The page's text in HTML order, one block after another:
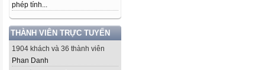
phép tính...
THÀNH VIÊN TRỰC TUYẾN
1904 khách và 36 thành viên
Phan Danh